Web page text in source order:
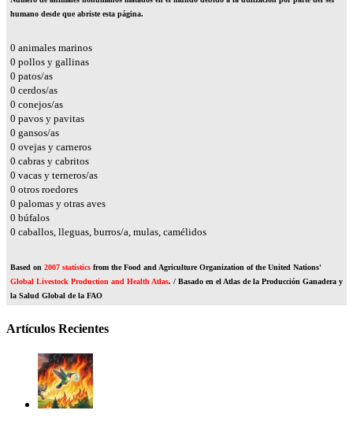
humano desde que abriste esta página.
0 animales marinos
0 pollos y gallinas
0 patos/as
0 cerdos/as
0 conejos/as
0 pavos y pavitas
0 gansos/as
0 ovejas y carneros
0 cabras y cabritos
0 vacas y terneros/as
0 otros roedores
0 palomas y otras aves
0 búfalos
0 caballos, lleguas, burros/a, mulas, camélidos
Based on 2007 statistics from the Food and Agriculture Organization of the United Nations'
Global Livestock Production and Health Atlas. / Basado en el Atlas de la Producción Ganadera y
la Salud Global de la FAO
Artículos Recientes